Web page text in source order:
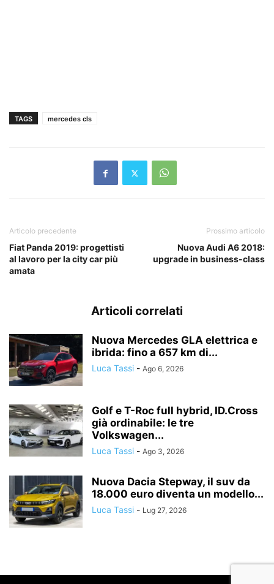
TAGS mercedes cls
Articolo precedente
Fiat Panda 2019: progettisti
al lavoro per la city car più
amata
Prossimo articolo
Nuova Audi A6 2018:
upgrade in business-class
Articoli correlati
Nuova Mercedes GLA elettrica e
ibrida: fino a 657 km di...
Luca Tassi - Ago 6, 2026
Golf e T-Roc full hybrid, ID.Cross
già ordinabile: le tre
Volkswagen...
Luca Tassi - Ago 3, 2026
Nuova Dacia Stepway, il suv da
18.000 euro diventa un modello...
Luca Tassi - Lug 27, 2026